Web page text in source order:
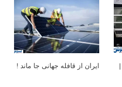
ایران از قافله جهانی جا ماند !